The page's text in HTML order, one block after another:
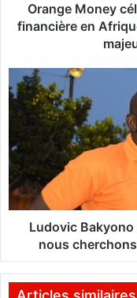
è
u
n
e
n
Orange Money
financière en
u
v
i
c
B
a
o
n
Ludovic
nous